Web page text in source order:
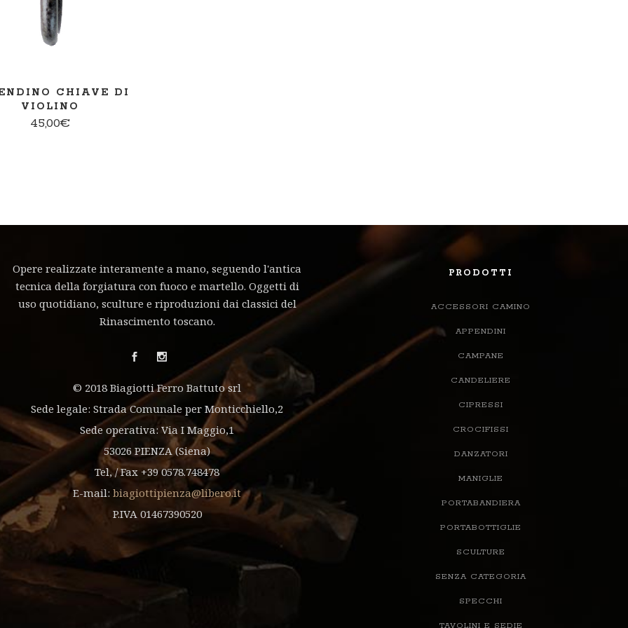
CHIAVE DI
VIOLINO
45,00€
Opere realizzate interamente a mano, seguendo l'antica
tecnica della forgiatura con fuoco e martello. Oggetti di
uso quotidiano, sculture e riproduzioni dai classici del
Rinascimento toscano.
© 2018 Biagiotti Ferro Battuto srl
Sede legale: Strada Comunale per Monticchiello,2
Sede operativa: Via I Maggio,1
53026 PIENZA (Siena)
Tel, / Fax +39 0578.748478
E-mail: biagiottipienza@libero.it
P.IVA 01467390520
PRODOTTI
ACCESSORI CAMINO
APPENDINI
CAMPANE
CANDELIERE
CIPRESSI
CROCIFISSI
DANZATORI
MANIGLIE
PORTABANDIERA
PORTABOTTIGLIE
SCULTURE
SENZA CATEGORIA
SPECCHI
TAVOLINI E SEDIE